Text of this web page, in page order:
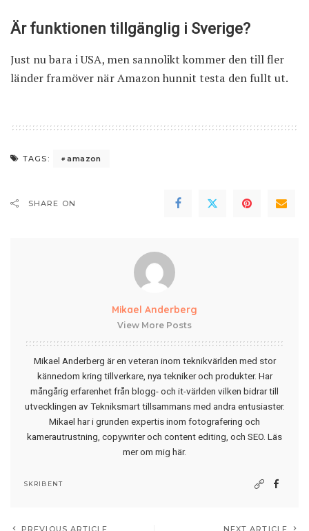
Är funktionen tillgänglig i Sverige?
Just nu bara i USA, men sannolikt kommer den till fler
länder framöver när Amazon hunnit testa den fullt ut.
TAGS: amazon
SHARE ON
Mikael Anderberg
View More Posts
Mikael Anderberg är en veteran inom teknikvärlden med stor
kännedom kring tillverkare, nya tekniker och produkter. Har
mångårig erfarenhet från blogg- och it-världen vilken bidrar till
utvecklingen av Tekniksmart tillsammans med andra entusiaster.
Mikael har i grunden expertis inom fotografering och
kamerautrustning, copywriter och content editing, och SEO. Läs
mer om mig här.
SKRIBENT